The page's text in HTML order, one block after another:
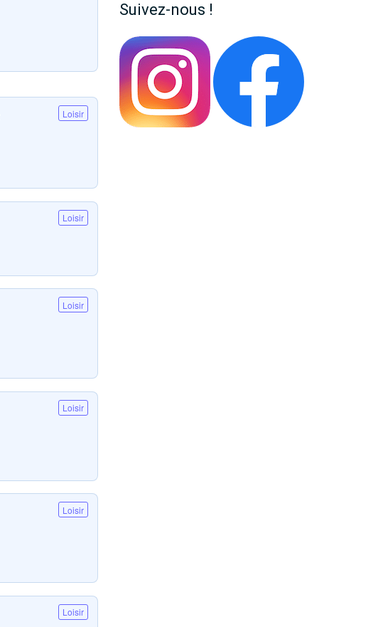
Loisir
Loisir
Loisir
Loisir
Loisir
Loisir
Suivez-nous !